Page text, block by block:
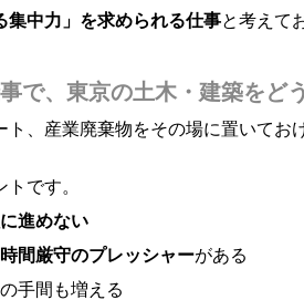
集中力」を求められる仕事と考えて
で、東京の土木・建築をど
、産業廃棄物をその場に置いて
です。
進めない
時間厳守のプレッシャーがある
手間も増える